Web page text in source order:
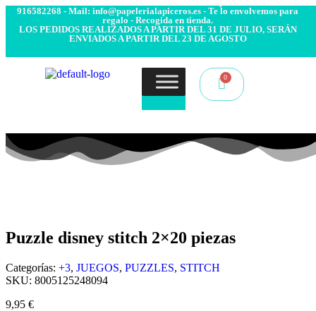
916582268 - Mail: info@papelerialapiceros.es - Te lo envolvemos para
regalo - Recogida en tienda.
LOS PEDIDOS REALIZADOS A PARTIR DEL 31 DE JULIO, SERÁN
ENVIADOS A PARTIR DEL 23 DE AGOSTO
Puzzle disney stitch 2×20 piezas
Categorías: +3, JUEGOS, PUZZLES, STITCH
SKU: 8005125248094
9,95 €